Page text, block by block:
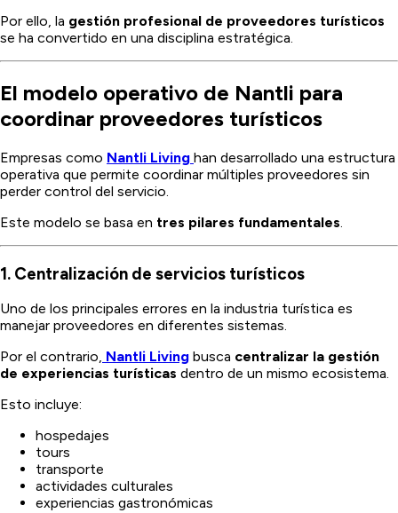
Por ello, la gestión profesional de proveedores turísticos
se ha convertido en una disciplina estratégica.
El modelo operativo de Nantli para
coordinar proveedores turísticos
Empresas como Nantli Living han desarrollado una estructura
operativa que permite coordinar múltiples proveedores sin
perder control del servicio.
Este modelo se basa en tres pilares fundamentales.
1. Centralización de servicios turísticos
Uno de los principales errores en la industria turística es
manejar proveedores en diferentes sistemas.
Por el contrario, Nantli Living busca centralizar la gestión
de experiencias turísticas dentro de un mismo ecosistema.
Esto incluye:
hospedajes
tours
transporte
actividades culturales
experiencias gastronómicas